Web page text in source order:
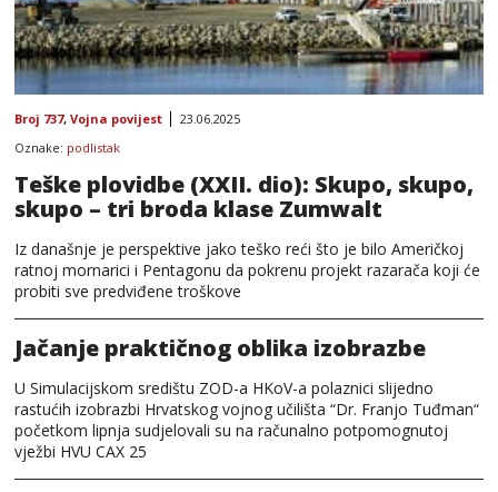
Broj 737, Vojna povijest
23.06.2025
Oznake: podlistak
Teške plovidbe (XXII. dio): Skupo, skupo,
skupo – tri broda klase Zumwalt
Iz današnje je perspektive jako teško reći što je bilo Američkoj
ratnoj mornarici i Pentagonu da pokrenu projekt razarača koji će
probiti sve predviđene troškove
Jačanje praktičnog oblika izobrazbe
U Simulacijskom središtu ZOD-a HKoV-a polaznici slijedno
rastućih izobrazbi Hrvatskog vojnog učilišta “Dr. Franjo Tuđman“
početkom lipnja sudjelovali su na računalno potpomognutoj
vježbi HVU CAX 25